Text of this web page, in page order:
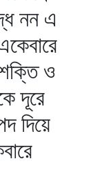
নন এ
ও
দূরে
দিয়ে